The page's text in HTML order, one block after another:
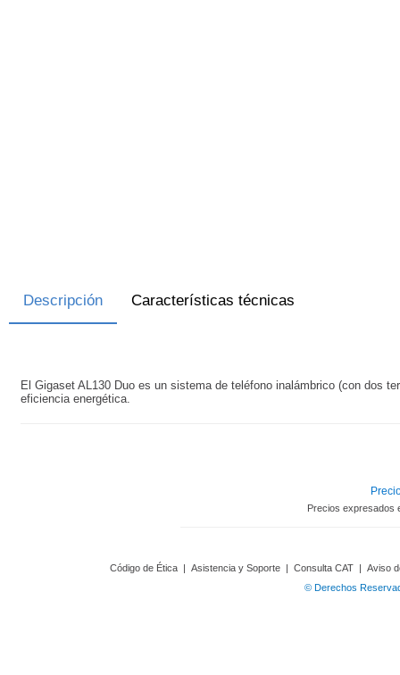
Descripción Características técnicas
El Gigaset AL130 Duo es un sistema de teléfono inalámbrico (con dos
eficiencia energética.
Precios expresados
Código de Ética | Asistencia y Soporte | Consulta CAT | Aviso
© Derechos